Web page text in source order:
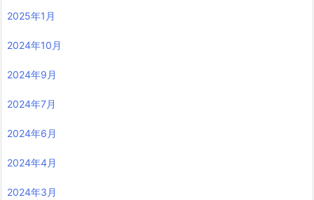
2025年1月
2024年10月
2024年9月
2024年7月
2024年6月
2024年4月
2024年3月